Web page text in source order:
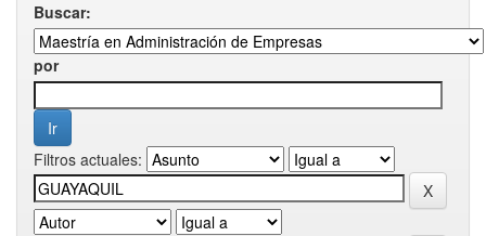
Buscar:
por
Filtros actuales: